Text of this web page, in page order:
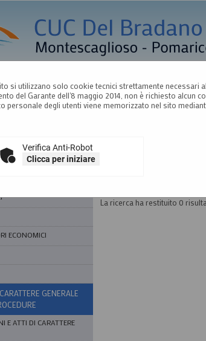
operatori economici»Bandi e avvisi d'iscrizione
si utilizzano solo cookie tecnici strettamente necessari
del Garante dell'8 maggio 2014, non è richiesto alcun
personale degli utenti viene memorizzato nel sito
Verifica Anti-Robot
Clicca per iniziare
ECONOMICO
ECONOMICI
GENERALE
E ATTI DI CARATTERE
Elenco dei
economici
La ricerca ha restituito 0